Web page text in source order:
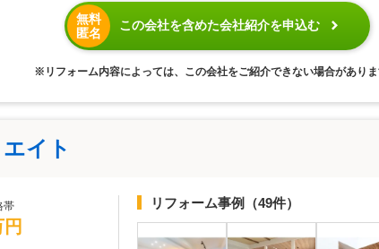
無料
匿名
この会社を含めた会社紹介を申込む
※リフォーム内容によっては、この会社をご紹介できない場合がありま
イト
帯 リフォーム事例 （49件）